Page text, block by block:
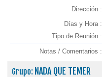
Dirección :
Días y Hora :
Tipo de Reunión :
Notas / Comentarios :
Grupo: NADA QUE TEMER